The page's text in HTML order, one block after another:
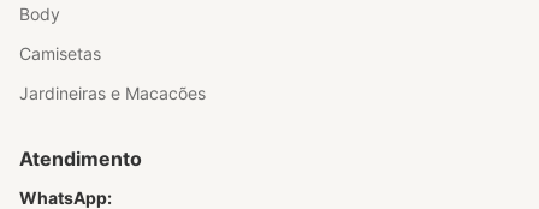
Body
Camisetas
Jardineiras e Macacões
Atendimento
WhatsApp: